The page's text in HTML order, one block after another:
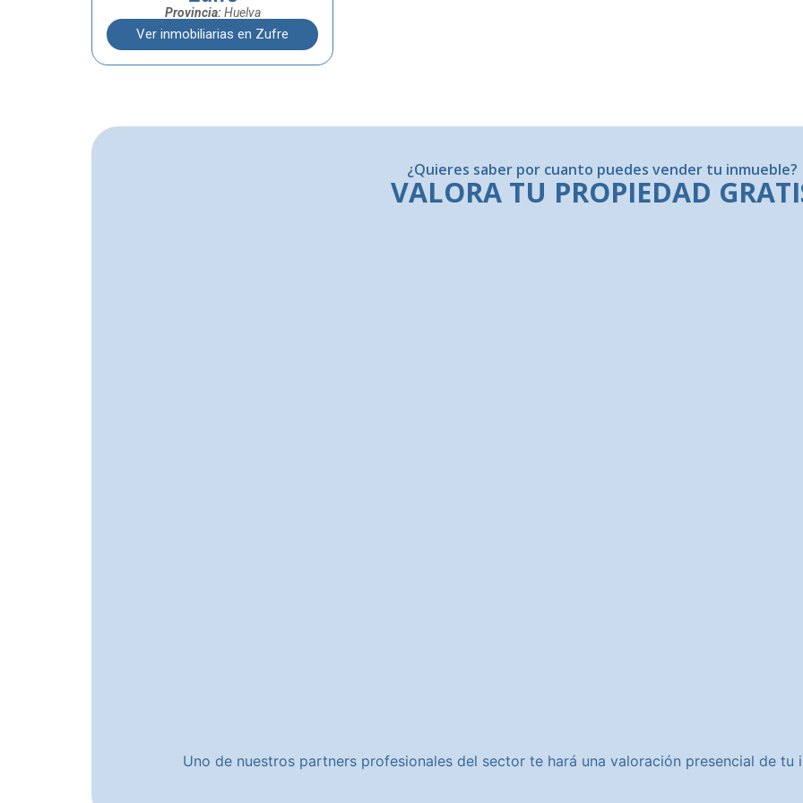
Provincia:Huelva
Ver inmobiliarias en Zufre
¿Quieres saber por cuanto puedes vender tu inmueble?
VALORA TU PROPIEDAD
Uno de nuestros partners profesionales del sector te hará una valoración presencial de tu